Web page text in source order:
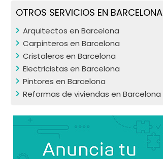
OTROS SERVICIOS EN BARCELONA
Arquitectos en Barcelona
Carpinteros en Barcelona
Cristaleros en Barcelona
Electricistas en Barcelona
Pintores en Barcelona
Reformas de viviendas en Barcelona